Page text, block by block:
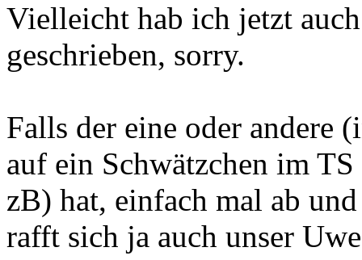
Vielleicht hab ich jetzt
geschrieben, sorry.
Falls der eine oder andere
auf ein Schwätzchen im
zB) hat, einfach mal ab
rafft sich ja auch unser